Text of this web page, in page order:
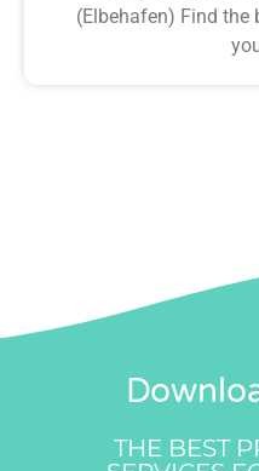
(Elbehafen) Find the
THE BEST